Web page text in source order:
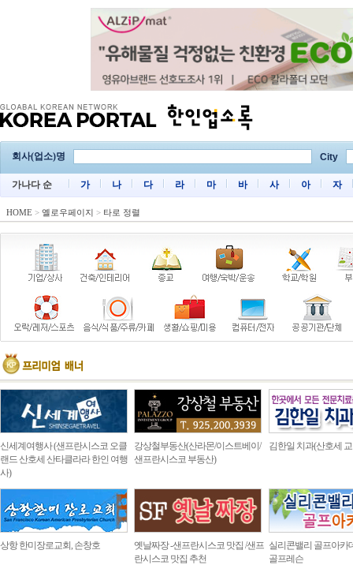
회사(업소)명 City
가나다 순 가 나 다 라 마 바 사 아 자
HOME > 옐로우페이지 > 타로 정렬
신세계여행사 (샌프란시스코 오클
랜드 산호세 산타클라라 한인 여행
사)
강상철부동산(산라몬/이스트베이/
샌프란시스코 부동산)
김한일 치과(산호세
상항 한미장로교회, 손창호
옛날짜장 -샌프란시스코 맛집 /샌프
란시스코 맛집 추천
실리콘밸리 골프아카
골프레슨